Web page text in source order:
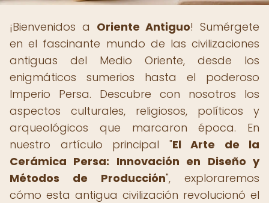
¡Bienvenidos a Oriente Antiguo! Sumérgete
en el fascinante mundo de las civilizaciones
antiguas del Medio Oriente, desde los
enigmáticos sumerios hasta el poderoso
Imperio Persa. Descubre con nosotros los
aspectos culturales, religiosos, políticos y
arqueológicos que marcaron época. En
nuestro artículo principal "El Arte de la
Cerámica Persa: Innovación en Diseño y
Métodos de Producción", exploraremos
cómo esta antigua civilización revolucionó el